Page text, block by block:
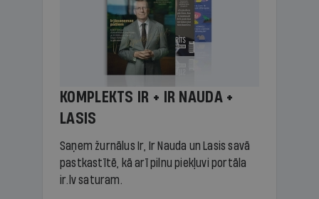
KOMPLEKTS IR + IR NAUDA +
LASIS
Saņem žurnālus Ir, Ir Nauda un Lasis savā
pastkastītē, kā arī pilnu piekļuvi portāla
ir.lv saturam.